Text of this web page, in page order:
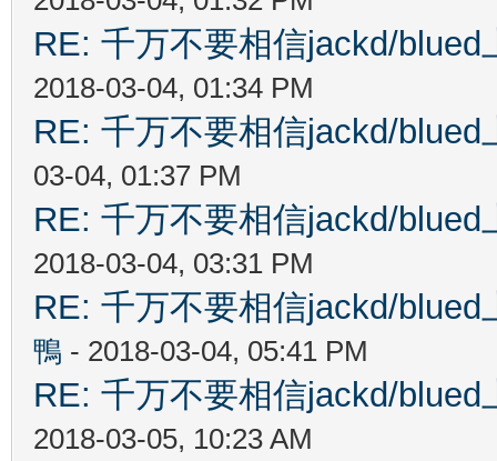
RE: 千万不要相信jackd/
2018-03-04, 01:34 PM
RE: 千万不要相信jackd/
03-04, 01:37 PM
RE: 千万不要相信jackd/
2018-03-04, 03:31 PM
RE: 千万不要相信jackd/
鴨 - 2018-03-04, 05:41 PM
RE: 千万不要相信jackd/
2018-03-05, 10:23 AM